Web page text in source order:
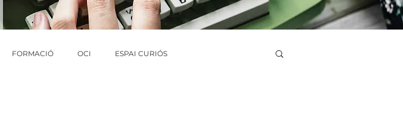
FORMACIÓ OCI ESPAI CURIÓS